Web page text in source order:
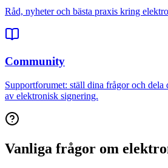
Råd, nyheter och bästa praxis kring
Community
Supportforumet: ställ dina frågor och dela
av elektronisk signering.
Vanliga frågor om